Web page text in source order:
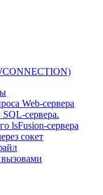
Web-сервера
сервера.
lsFusion-сервера
сокет